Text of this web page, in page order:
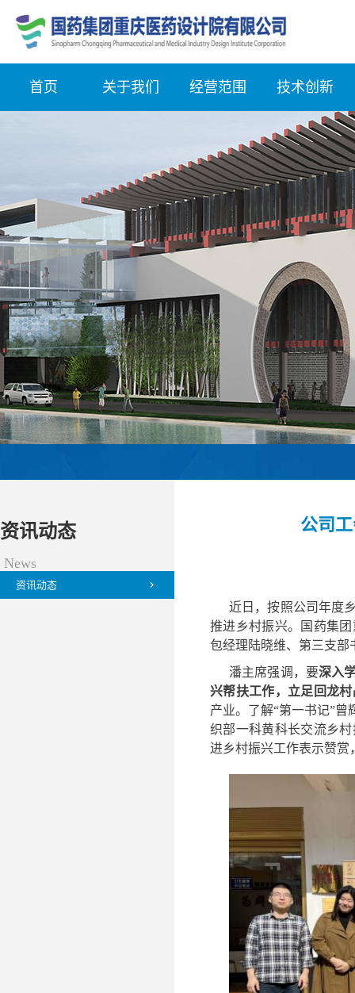
首页 关于我们 经营范围 技术创新
资讯动态
News
资讯动态
公司
近日，按照公司年度
推进乡村振兴。国药集
包经理陆晓维、第三支部
潘主席强调，要深入
兴帮扶工作，立足回龙
产业。了解“第一书记”
织部一科黄科长交流乡
进乡村振兴工作表示赞赏